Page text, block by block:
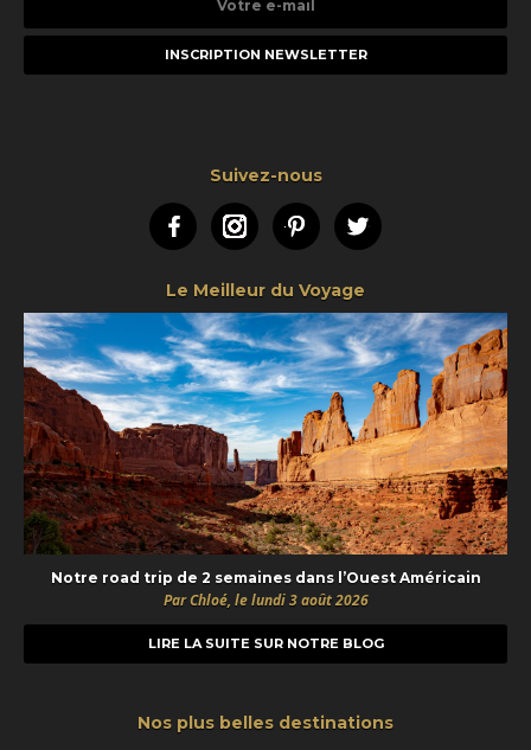
e-
Suivez-nous
FacebookInstagramPinterestTwitter
Le Meilleur du Voyage
Notre road trip de 2 semaines dans l’Ouest Américain
Par Chloé, le lundi 3 août 2026
LIRE LA SUITE SUR NOTRE BLOG
Nos plus belles destinations